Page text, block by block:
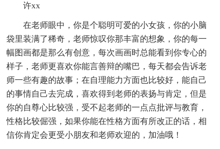
许xx
在老师眼中，你是个聪明可爱的小女孩，你的小脑
袋里装满了稀奇，老师惊叹你那丰富的想象，你的每一
幅图画都是那么有创意，每次画画时总能看到你专心的
样子，老师更喜欢你能言善辩的嘴巴，每天都会告诉老
师一些有趣的故事；在自理能力方面也比较好，能自己
的事情自己去完成，喜欢得到老师的表扬与肯定，但是
你的自尊心比较强，受不起老师的一点点批评与教育，
性格比较倔强，如果你能在性格方面有所改正的话，相
信你肯定会更受小朋友和老师欢迎的，加油哦！